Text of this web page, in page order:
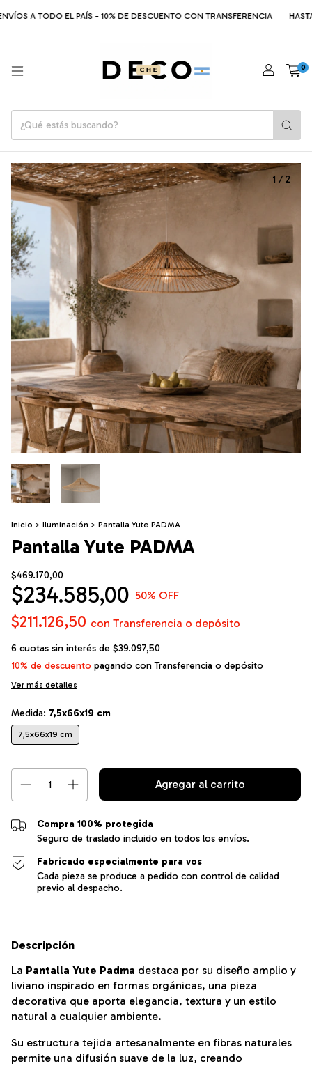
A TODO EL PAÍS - 10% DE DESCUENTO CON TRANSFERENCIA HASTA
0
1 /2
Inicio > Iluminación > Pantalla Yute PADMA
Pantalla Yute PADMA
$469.170,00
$234.585,00 50% OFF
$211.126,50 con Transferencia o depósito
6 cuotas sin interés de $39.097,50
10% de descuento pagando con Transferencia o depósito
Ver más detalles
Medida: 7,5x66x19 cm
7,5x66x19 cm
Compra 100% protegida
Seguro de traslado incluido en todos los envíos.
Fabricado especialmente para vos
Cada pieza se produce a pedido con control de calidad
previo al despacho.
Descripción
La Pantalla Yute Padma destaca por su diseño amplio y
liviano inspirado en formas orgánicas, una pieza
decorativa que aporta elegancia, textura y un estilo
natural a cualquier ambiente.
Su estructura tejida artesanalmente en fibras naturales
permite una difusión suave de la luz, creando